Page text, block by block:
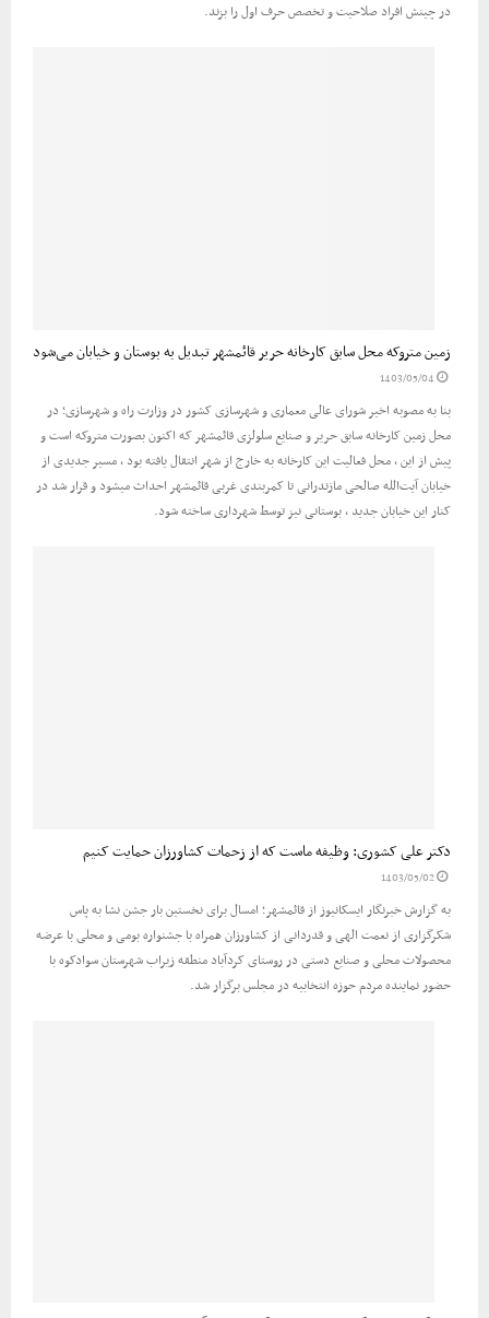
در چینش افراد صلاحیت و تخصص حرف اول را بزند.
زمین متروکه محل سابق کارخانه حریر قائمشهر تبدیل به بوستان و خیابان می‌شود
1403/05/04
بنا به مصوبه اخیر شورای عالی معماری و شهرسازی کشور در وزارت راه و شهرسازی؛ در
محل زمین کارخانه سابق حریر و صنایع سلولزی قائمشهر که اکنون بصورت متروکه است و
پیش از این ، محل فعالیت این کارخانه به خارج از شهر انتقال یافته بود ، مسیر جدیدی از
خیابان آیت‌الله صالحی مازندرانی تا کمربندی غربی قائمشهر احداث میشود و قرار شد در
کنار این خیابان جدید ، بوستانی نیز توسط شهرداری ساخته شود.
دکتر علی کشوری: وظیفه ماست که از زحمات کشاورزان حمایت کنیم
1403/05/02
به گزارش خبرنگار ایسکانیوز از قائمشهر؛ امسال برای نخستین بار جشن نشا به پاس
شکرگزاری از نعمت الهی و قدردانی از کشاورزان همراه با جشنواره بومی و محلی با عرضه
محصولات محلی و صنایع دستی در روستای کردآباد منطقه زیراب شهرستان سوادکوه با
حضور نماینده مردم حوزه انتخابیه در مجلس برگزار شد.